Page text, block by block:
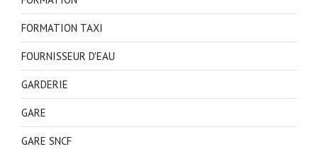
FORMATION TAXI
FOURNISSEUR D'EAU
GARDERIE
GARE
GARE SNCF